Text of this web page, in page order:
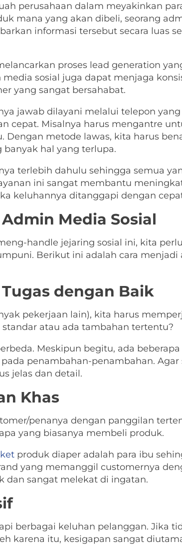
perusahaan dalam meyakinkan
mana yang akan dibeli, seorang
informasi tersebut secara luas
proses lead generation
sosial juga dapat menjaga
yang sangat bersahabat.
jawab dilayani melalui telepon
cepat. Misalnya harus mengantre
metode lawas, kita harus
hal yang terlupa.
terlebih dahulu sehingga semua
ini sangat membantu
keluhannya ditanggapi dengan
Media Sosial
handle jejaring sosial ini, kita
Berikut ini adalah cara menjadi
dengan Baik
pekerjaan lain), kita harus
atau ada tambahan tertentu?
Meskipun begitu, ada
penambahan-penambahan.
jelas dan detail.
Khas
penanya dengan panggilan
yang biasanya membeli produk.
produk diaper adalah para ibu
yang memanggil customernya
dan sangat melekat di ingatan.
berbagai keluhan pelanggan. Jika
karena itu, kesigapan sangat